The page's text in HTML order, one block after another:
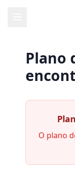
Plano
O plano